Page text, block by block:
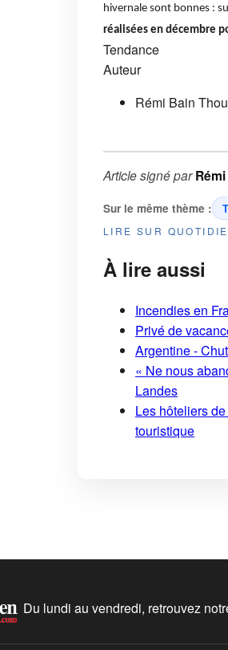
hivernale sont bonnes :
réalisées en décembre
Tendance
Auteur
Rémi Bain
Article signé par
Sur le même thème :
LIRE SUR
À lire aussi
Incendies en
Privé de
Argentine -
« Ne nous
Landes
Les hôteliers
touristique
Du lundi au vendredi, retrouvez